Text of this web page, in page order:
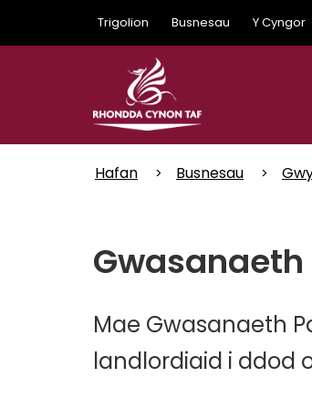
main
Trigolion Busnesau Y Cyngor
Hafan Busnesau
Mae Gwasanaeth
landlordiaid i ddod